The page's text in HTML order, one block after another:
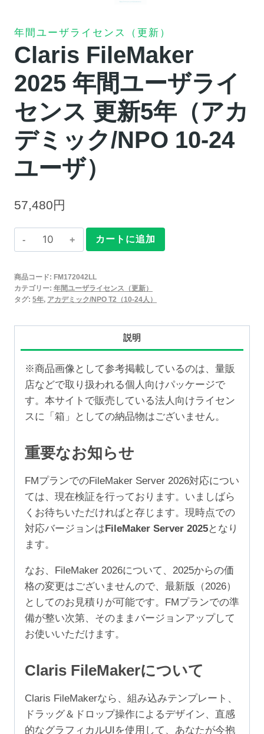
年間ユーザライセンス（更新）
Claris FileMaker
2025 年間ユーザライ
センス 更新5年（アカ
デミック/NPO 10-24
ユーザ）
57,480円
Claris
FileMaker
年
間
ザ
ラ
イ
セ
ン
更
新
5
年
（ア
カ
デ
ッ
ク/NPO
10-
24
ユ
ザ）
カートに追加
商品コード: FM172042LL
カテゴリー: 年間ユーザライセンス（更新）
タグ: 5年, アカデミック/NPO T2（10-24人）
説明
※商品画像として参考掲載しているのは、量販
店などで取り扱われる個人向けパッケージで
す。本サイトで販売している法人向けライセン
スに「箱」としての納品物はございません。
重要なお知らせ
FMプランでのFileMaker Server 2026対応につい
ては、現在検証を行っております。いましばら
くお待ちいただければと存じます。現時点での
対応バージョンは FileMaker Server 2025となり
ます。
なお、FileMaker 2026について、2025からの価
格の変更はございませんので、最新版（2026）
としてのお見積りが可能です。FMプランでの準
備が整い次第、そのままバージョンアップして
お使いいただけます。
Claris FileMakerについて
Claris FileMakerなら、組み込みテンプレート、
ドラッグ＆ドロップ操作によるデザイン、直感
的なグラフィカルUIを使用して、あなたが今抱